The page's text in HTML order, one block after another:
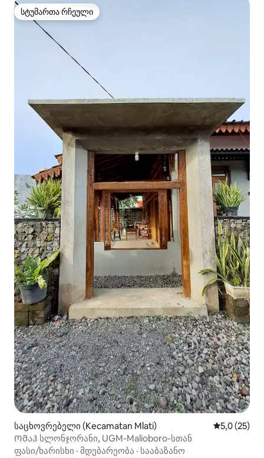
სტუმართა რჩეული
სტუმართა რჩეული
საცხოვრებელი (Kecamatan Mlati) საშუალო
5,0 (25)
Ომაჰ სლონჯორანი, UGM-Malioboro-სთან
ფასი/ხარისხი · მდებარეობა · სააბაზანო